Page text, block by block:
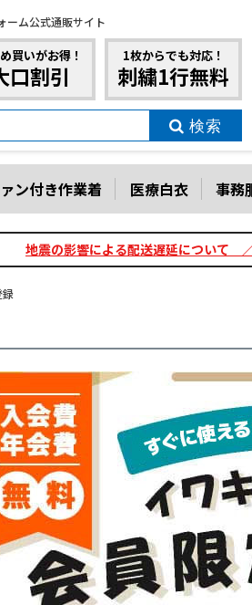
ーム公式通販サイト
買いがお得！
口割引
1枚からでも対応！
刺繍1行無料
ン付き作業着 医療白衣 事務
地震の影響による配送遅延について
録